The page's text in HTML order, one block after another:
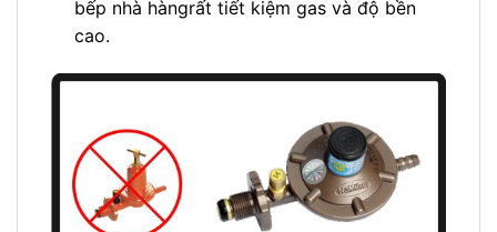
bếp nhà hàngrất tiết kiệm gas và độ bền
cao.